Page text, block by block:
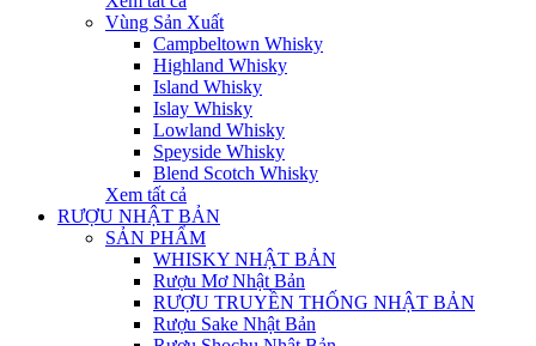
Vùng Sản Xuất
Campbeltown Whisky
Highland Whisky
Island Whisky
Islay Whisky
Lowland Whisky
Speyside Whisky
Blend Scotch Whisky
Xem tất cả
RƯỢU NHẬT BẢN
SẢN PHẨM
WHISKY NHẬT BẢN
Rượu Mơ Nhật Bản
RƯỢU TRUYỀN THỐNG NHẬT BẢN
Rượu Sake Nhật Bản